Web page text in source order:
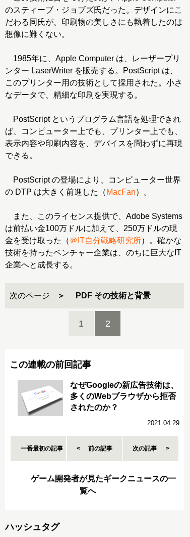
のスティーブ・ジョブズ氏だった。デザインにこ
だわる同氏が、印刷物の美しさにも執着したのは
想像に難くない。
1985年に、Apple Computer は、レーザープリ
ンター LaserWriter を販売する。PostScript は、
このプリンター用の技術として採用された。小さ
なデータで、精細な印刷を実現する。
PostScript というプログラム言語を処理できれ
ば、コンピューター上でも、プリンター上でも、
表示内容や印刷内容を、デバイスを問わずに再現
できる。
PostScript の登場により、コンピューター世界
の DTP は大きく前進した（ MacFan）。
また、このライセンス提供で、Adobe Systems
は前払い金100万ドルに加えて、250万ドルの現
金を受け取った（ ＠IT自分戦略研究所）。確かな
技術を持ったベンチャー企業は、のちに巨大なIT
企業へと成長する。
次のページ PDF その技術と背景
1 2
この連載の前回記事
なぜGoogleの新広告技術は、
多くのWebブラウザから拒否
されたのか？
2021.04.29
一番最初の記事 前の記事 次の記事
ゲーム開発者が見たギークニュースの一
覧へ
ハッシュタグ